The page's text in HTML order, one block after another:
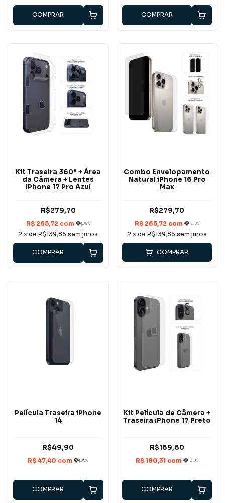
COMPRAR COMPRAR
Kit Traseira 360° + Área
da Câmera + Lentes
iPhone 17 Pro Azul
R$279,70
2 x deR$139,85 sem juros
COMPRAR
Combo Envelopamento
Natural iPhone 16 Pro
Max
R$279,70
2 x de R$139,85 sem juros
COMPRAR
Película Traseira iPhone
14
R$49,90
COMPRAR
Kit Película de Câmera +
Traseira iPhone 17 Preto
R$189,80
COMPRAR